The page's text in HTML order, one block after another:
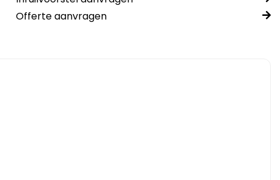
Offerte aanvragen